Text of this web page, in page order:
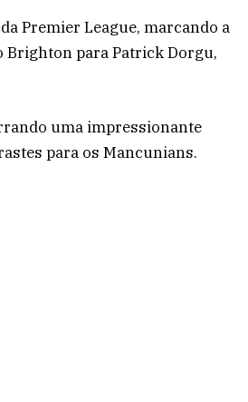
Premier League, marcando a
Brighton para Patrick Dorgu,
uma impressionante
para os Mancunians.